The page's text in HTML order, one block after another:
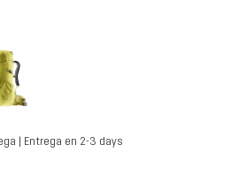
ink
| Entrega en 2-3 days